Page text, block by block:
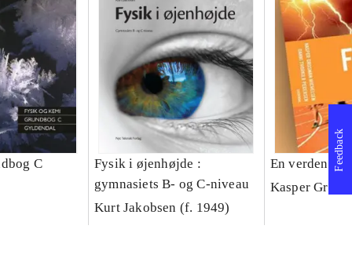
C
Fysik i øjenhøjde :
gymnasiets B- og C-niveau
Kurt Jakobsen (f. 1949)
En verden af
Kasper
Feedback